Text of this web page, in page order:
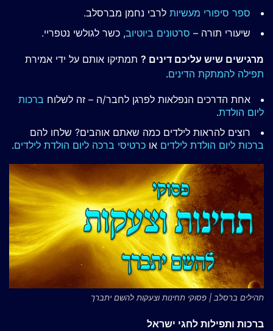
ספר סיפורי מעשיות לרבי נחמן מברסלב.
שיעורי תורה – סרטונים ביוטיוב, כשר לגולשי נטפריי.
מרגישים שיש עליכם דינים ? תמתיקו אותם על ידי אמירת
תפילה להמתקת הדינים.
אחת הדרכים הנפלאות לפרגן לחבר/ה – זה לשלוח ברכות
ליום הולדת.
רוצים להראות לילדים כמה שאתם אוהבים? שלחו להם
ברכות ליום הולדת לילדים או כרטיסי ברכה ליום הולדת לילדים.
תהילים ברסלב | פסוקי תחינות וצעקות להשם יתברך
ברכות ותפילות לחגי ישראל